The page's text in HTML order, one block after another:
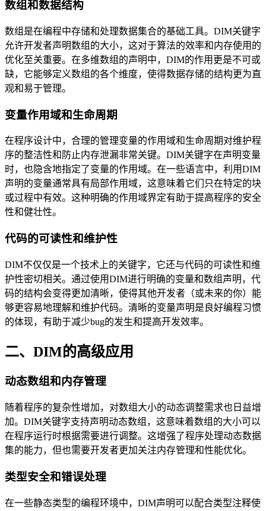
数组和数据结构
数组是在编程中存储和处理数据集合的基础工具。DIM关键字
允许开发者声明数组的大小，这对于算法的效率和内存使用的
优化至关重要。在多维数组的声明中，DIM的作用更是不可或
缺，它能够定义数组的各个维度，使得数据存储的结构更为直
观和易于管理。
变量作用域和生命周期
在程序设计中，合理的管理变量的作用域和生命周期对维护程
序的整洁性和防止内存泄漏非常关键。DIM关键字在声明变量
时，也隐含地指定了变量的作用域。在一些语言中，利用DIM
声明的变量通常具有局部作用域，这意味着它们只在特定的块
或过程中有效。这种明确的作用域界定有助于提高程序的安全
性和健壮性。
代码的可读性和维护性
DIM不仅仅是一个技术上的关键字，它还与代码的可读性和维
护性密切相关。通过使用DIM进行明确的变量和数组声明，代
码的结构会变得更加清晰，使得其他开发者（或未来的你）能
够更容易地理解和维护代码。清晰的变量声明是良好编程习惯
的体现，有助于减少bug的发生和提高开发效率。
二、DIM的高级应用
动态数组和内存管理
随着程序的复杂性增加，对数组大小的动态调整需求也日益增
加。DIM关键字支持声明动态数组，这意味着数组的大小可以
在程序运行时根据需要进行调整。这增强了程序处理动态数据
集的能力，但也需要开发者更加关注内存管理和性能优化。
类型安全和错误处理
在一些静态类型的编程环境中，DIM声明可以配合类型注释使